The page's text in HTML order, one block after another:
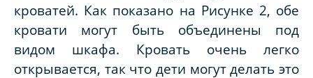
кроватей. Как показано на Рисунке 2, обе
кровати могут быть объединены под
видом шкафа. Кровать очень легко
открывается, так что дети могут делать это